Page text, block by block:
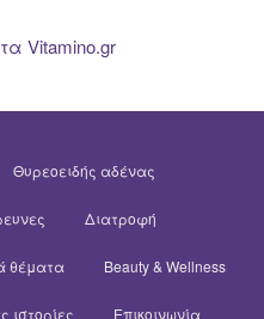
Vitamino.gr
Θυρεοειδής αδένας
Διατροφή
θέματα Beauty & Wellness
ιστορίες Επικοινωνία